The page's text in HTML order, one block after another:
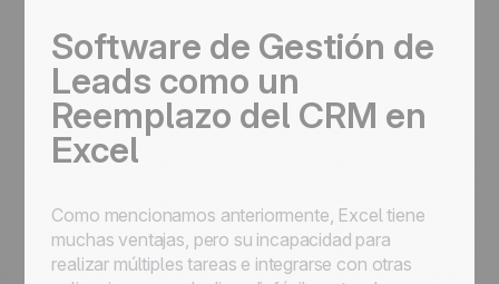
Software de Gestión de
Leads como un
Reemplazo del CRM en
Excel
Como mencionamos anteriormente, Excel tiene
muchas ventajas, pero su incapacidad para
realizar múltiples tareas e integrarse con otras